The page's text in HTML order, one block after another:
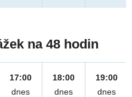
na 48 hodin
17:00
dnes
18:00
dnes
19:00
dnes